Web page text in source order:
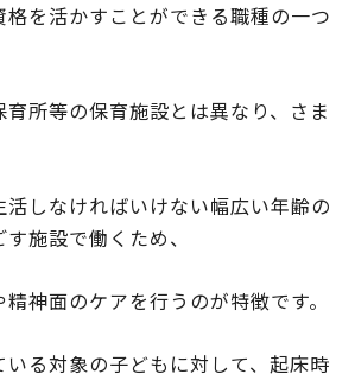
を活かすことができる職種の一つ
所等の保育施設とは異なり、さま
しなければいけない幅広い年齢の
施設で働くため、
神面のケアを行うのが特徴です。
る対象の子どもに対して、起床時